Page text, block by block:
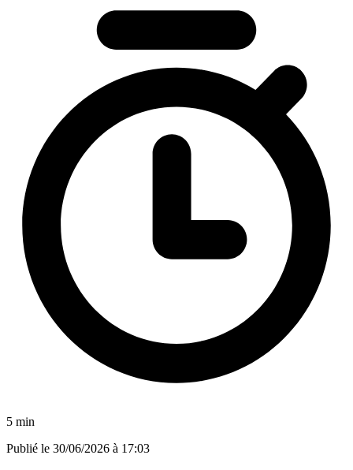
5 min
Publié le 30/06/2026 à 17:03